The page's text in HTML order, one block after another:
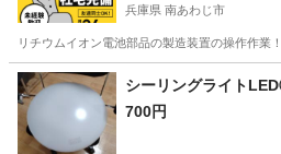
兵庫県 南あわじ市
リチウムイオン電池部品の製造装置の操作作
兵庫 南あわじ市 その他
シーリングライト
700円